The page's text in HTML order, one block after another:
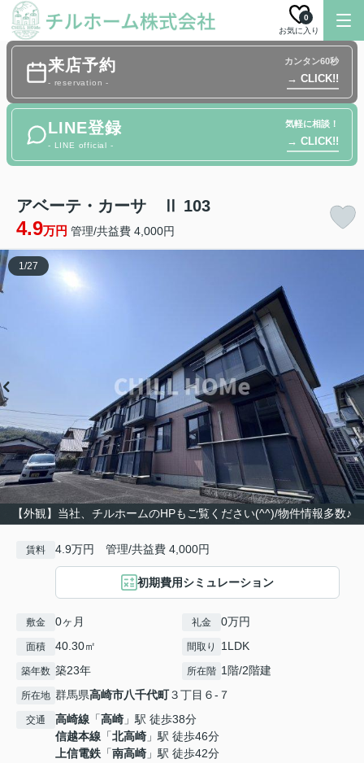
お気に入り
0
来店予約
- reservation -
カンタン60秒
→ CLICK!!
LINE登録
- LINE official -
気軽に相談！
→ CLICK!!
アベーテ・カーサ Ⅱ 103
4.9万円 管理/共益費 4,000円
【外観】当社、チルホームのHPもご覧ください(^^)/物件情報多数♪
1/27
賃料 4.9万円 管理/共益費 4,000円
初期費用シミュレーション
敷金 0ヶ月 礼金 0万円
面積 40.30㎡ 間取り 1LDK
築年数 築23年 所在階 1階/2階建
所在地 群馬県高崎市八千代町３丁目６-７
交通 高崎線 「高崎 」駅 徒歩38分
信越本線 「北高崎 」駅 徒歩46分
上信電鉄 「南高崎 」駅 徒歩42分